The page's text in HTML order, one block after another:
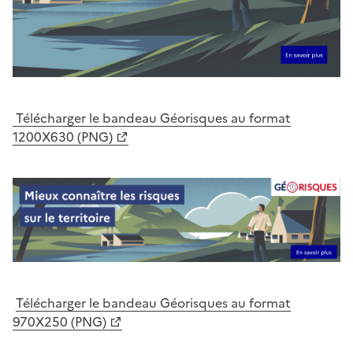
Télécharger le bandeau Géorisques au format
1200X630 (PNG)
Télécharger le bandeau Géorisques au format
970X250 (PNG)